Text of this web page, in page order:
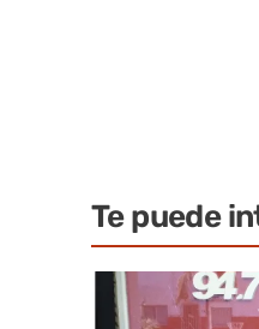
Te puede